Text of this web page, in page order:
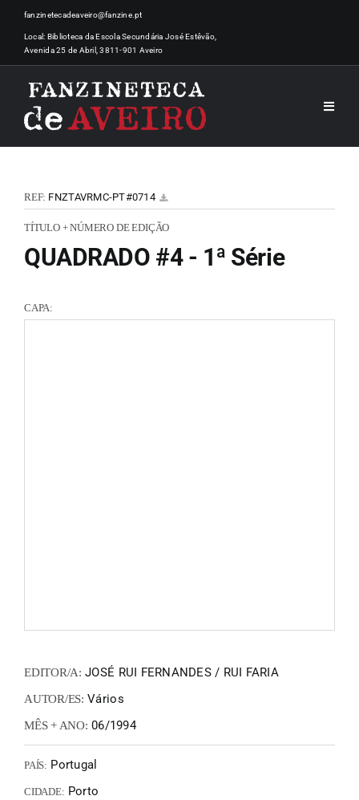
Skip
content
fanzinetecadeaveiro@fanzine.pt
Local: Biblioteca da Escola Secundária José Estêvão,
Avenida 25 de Abril, 3811-901 Aveiro
Toggle
REF: FNZTAVRMC-PT#0714
TÍTULO + NÚMERO DE EDIÇÃO
QUADRADO #4 - 1ª Série
CAPA:
EDITOR/A: JOSÉ RUI FERNANDES / RUI FARIA
AUTOR/ES: Vários
MÊS + ANO: 06/1994
PAÍS: Portugal
CIDADE: Porto